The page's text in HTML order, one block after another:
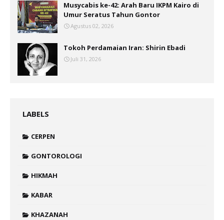
Musycabis ke-42: Arah Baru IKPM Kairo di
Umur Seratus Tahun Gontor
Agustus 02, 2026
Tokoh Perdamaian Iran: Shirin Ebadi
Juli 31, 2026
LABELS
CERPEN
GONTOROLOGI
HIKMAH
KABAR
KHAZANAH